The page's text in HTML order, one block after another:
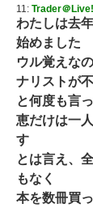
11: Trader＠Live!
わたしは去
始めました
ウル覚えな
ナリストが
と何度も言
恵だけは一
す
とは言え、
もなく
本を数冊買